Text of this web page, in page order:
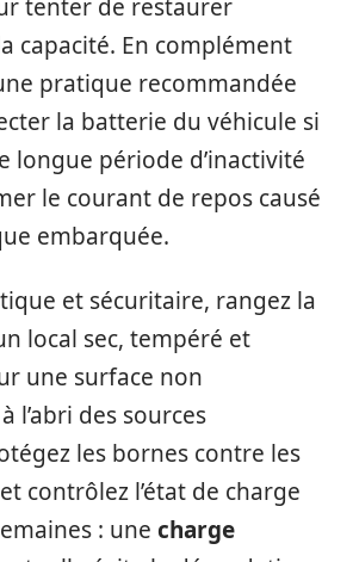
tenter de restaurer
capacité. En complément
pratique recommandée
la batterie du véhicule si
longue période d’inactivité
le courant de repos causé
embarquée.
et sécuritaire, rangez la
local sec, tempéré et
une surface non
l’abri des sources
les bornes contre les
contrôlez l’état de charge
: une charge